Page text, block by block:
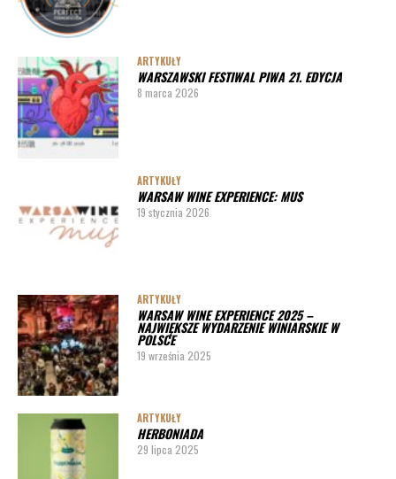
ARTYKUŁY
WARSZAWSKI FESTIWAL PIWA 21. EDYCJA
8 marca 2026
ARTYKUŁY
WARSAW WINE EXPERIENCE: MUS
19 stycznia 2026
ARTYKUŁY
WARSAW WINE EXPERIENCE 2025 –
NAJWIĘKSZE WYDARZENIE WINIARSKIE W
POLSCE
19 września 2025
ARTYKUŁY
HERBONIADA
29 lipca 2025